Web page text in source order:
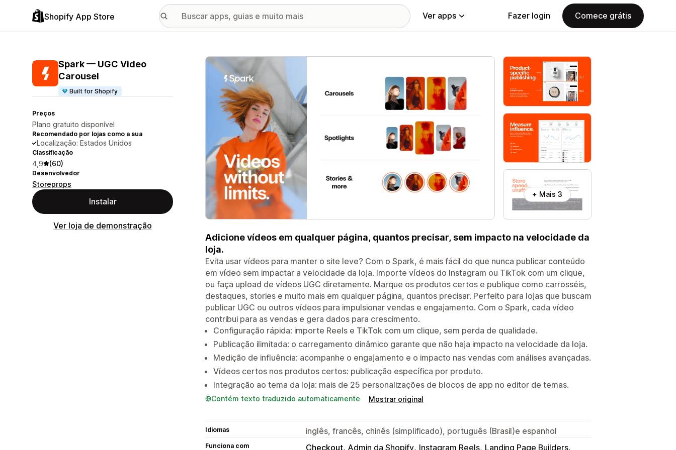
Shopify App Store Ver apps Fazer login Comece grátis
Spark — UGC Video
Carousel
Built for Shopify
Preços
Plano gratuito disponível
Recomendado por lojas como a sua
Localização: Estados Unidos
Classificação
4,9 (60)
Desenvolvedor
Storeprops
Instalar
Ver loja de demonstração
Galeria de imagens em destaque
+ Mais 3
Adicione vídeos em qualquer página, quantos precisar, sem impacto na velocidade da
loja.
Evita usar vídeos para manter o site leve? Com o Spark, é mais fácil do que nunca publicar conteúdo
em vídeo sem impactar a velocidade da loja. Importe vídeos do Instagram ou TikTok com um clique,
ou faça upload de vídeos UGC diretamente. Marque os produtos certos e publique como carrosséis,
destaques, stories e muito mais em qualquer página, quantos precisar. Perfeito para lojas que buscam
publicar UGC ou outros vídeos para impulsionar vendas e engajamento. Com o Spark, cada vídeo
contribui para as vendas e gera dados para crescimento.
Configuração rápida: importe Reels e TikTok com um clique, sem perda de qualidade.
Publicação ilimitada: o carregamento dinâmico garante que não haja impacto na velocidade da loja.
Medição de influência: acompanhe o engajamento e o impacto nas vendas com análises avançadas.
Vídeos certos nos produtos certos: publicação específica por produto.
Integração ao tema da loja: mais de 25 personalizações de blocos de app no editor de temas.
Contém texto traduzido automaticamente Mostrar original
Idiomas inglês, francês, chinês (simplificado), português (Brasil)e espanhol
Funciona com Checkout Admin da Shopify Instagram Reels Landing Page Builders